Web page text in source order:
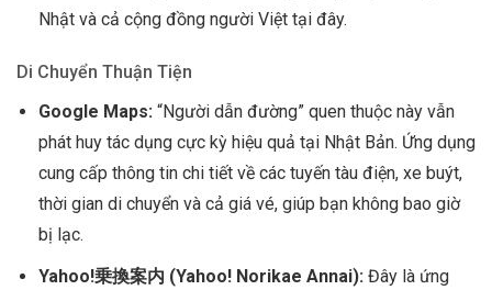
Nhật và cả cộng đồng người Việt tại đây.
Di Chuyển Thuận Tiện
Google Maps: “Người dẫn đường” quen thuộc này vẫn
phát huy tác dụng cực kỳ hiệu quả tại Nhật Bản. Ứng dụng
cung cấp thông tin chi tiết về các tuyến tàu điện, xe buýt,
thời gian di chuyển và cả giá vé, giúp bạn không bao giờ
bị lạc.
Yahoo!乗換案内 (Yahoo! Norikae Annai): Đây là ứng